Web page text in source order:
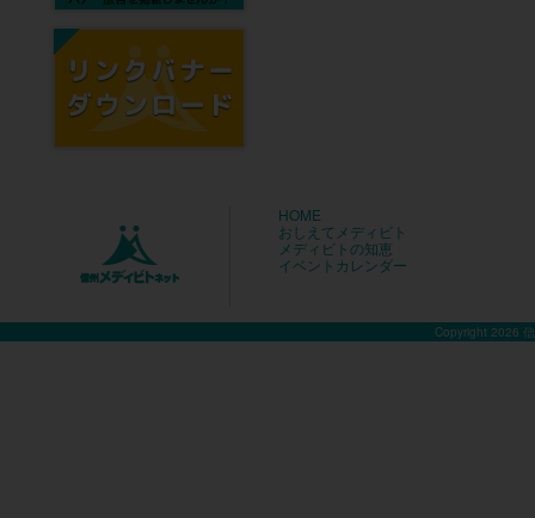
HOME
おしえてメディビト
メディビトの知恵
イベントカレンダー
Copyright 2026